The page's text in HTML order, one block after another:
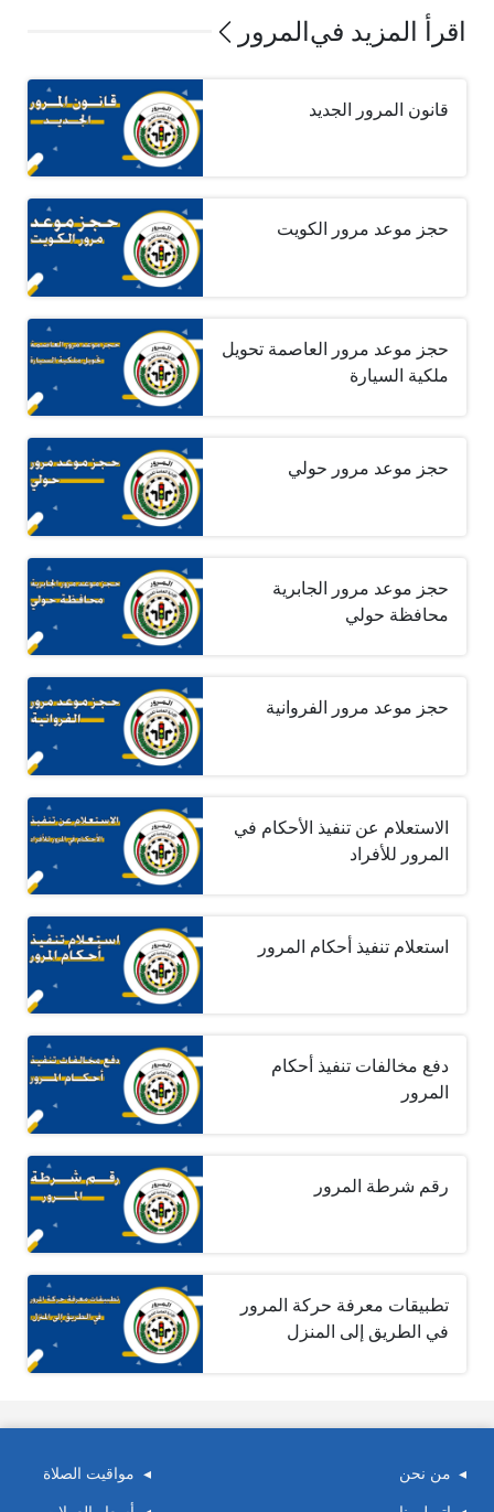
اقرأ المزيد في المرور
قانون المرور الجديد
حجز موعد مرور الكويت
حجز موعد مرور العاصمة تحويل
ملكية السيارة
حجز موعد مرور حولي
حجز موعد مرور الجابرية
محافظة حولي
حجز موعد مرور الفروانية
الاستعلام عن تنفيذ الأحكام في
المرور للأفراد
استعلام تنفيذ أحكام المرور
دفع مخالفات تنفيذ أحكام
المرور
رقم شرطة المرور
تطبيقات معرفة حركة المرور
في الطريق إلى المنزل
من نحن مواقيت الصلاة